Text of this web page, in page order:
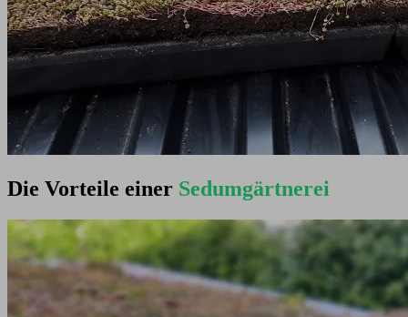
Die Vorteile einer Sedumgärtnerei